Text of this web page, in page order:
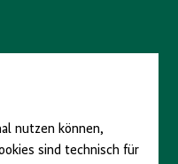
nutzen können,
sind technisch für